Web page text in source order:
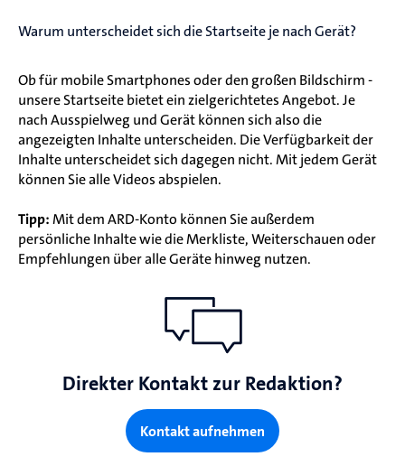
Warum unterscheidet sich die Startseite je nach Gerät?
Ob für mobile Smartphones oder den großen Bildschirm -
unsere Startseite bietet ein zielgerichtetes Angebot. Je
nach Ausspielweg und Gerät können sich also die
angezeigten Inhalte unterscheiden. Die Verfügbarkeit der
Inhalte unterscheidet sich dagegen nicht. Mit jedem Gerät
können Sie alle Videos abspielen.
Tipp: Mit dem ARD-Konto können Sie außerdem
persönliche Inhalte wie die Merkliste, Weiterschauen oder
Empfehlungen über alle Geräte hinweg nutzen.
Direkter Kontakt zur Redaktion?
Kontakt aufnehmen